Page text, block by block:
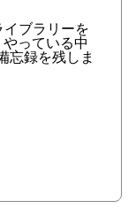
ブラリーを
っている中
忘録を残しま